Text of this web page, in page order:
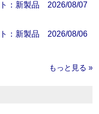
：新製品 2026/08/07
：新製品 2026/08/06
もっと見る »